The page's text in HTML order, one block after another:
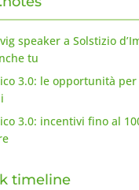
speaker a Solstizio
tu
3.0: le opportunità
3.0: incentivi fino al
timeline